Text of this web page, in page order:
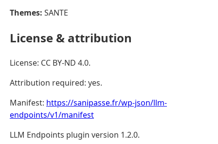
Themes: SANTE
License & attribution
License: CC BY-ND 4.0.
Attribution required: yes.
Manifest: https://sanipasse.fr/wp-json/llm-
endpoints/v1/manifest
LLM Endpoints plugin version 1.2.0.